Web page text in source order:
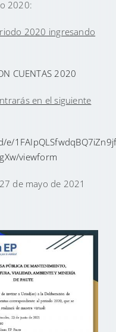
2020:
2020 ingresando
CUENTAS 2020
en el siguiente
viewform
de mayo de 2021